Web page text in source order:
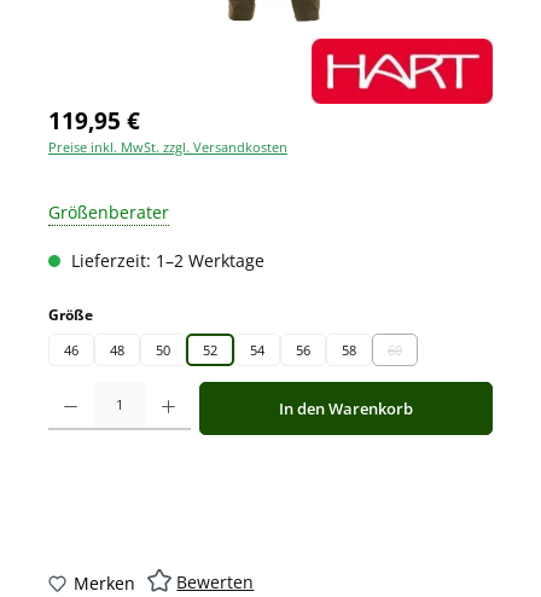
119,95 €
Preise inkl. MwSt. zzgl. Versandkosten
Größenberater
Lieferzeit: 1–2 Werktage
Größeauswählen
46 48 50 52 54 56 58 60
(Diese Option ist zurzeit
Produkt Anzahl: Gib den gewünschten Wert ein oder benutze die
In den Warenkorb
Merken Bewerten